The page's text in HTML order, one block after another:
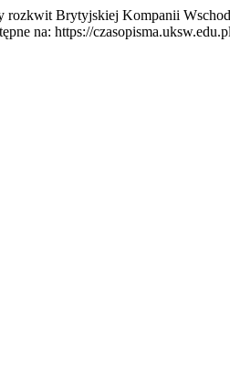
Brytyjskiej Kompanii
na: https://